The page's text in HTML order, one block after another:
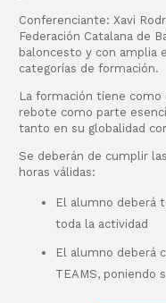
Conferenciante: Xavi
Federación Catalana de
baloncesto y con amplia
categorías de formación.
La formación tiene
rebote como parte
tanto en su globalidad
Se deberán de cumplir
horas válidas:
El alumno deberá
toda la actividad
El alumno deberá
TEAMS, poniendo